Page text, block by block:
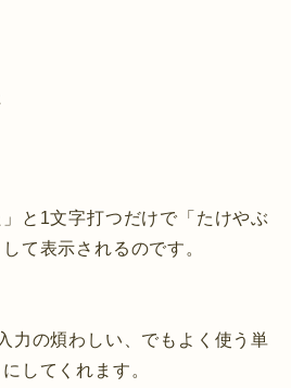
と1文字打つだけで「たけやぶ
て表示されるのです。
力の煩わしい、でもよく使う単
してくれます。